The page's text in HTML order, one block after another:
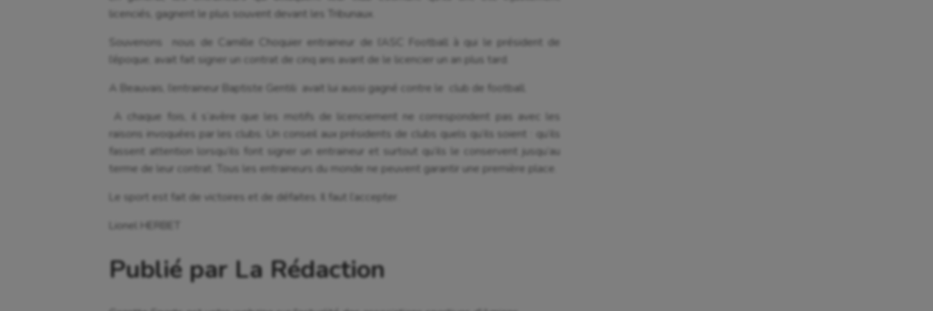
licenciés, gagnent le plus souvent devant les Tribunaux.
Souvenons nous de Camille Choquier entraineur de l’ASC Football à qui le président de
l’époque, avait fait signer un contrat de cinq ans avant de le licencier un an plus tard.
A Beauvais, l’entraineur Baptiste Gentili avait lui aussi gagné contre le club de football.
A chaque fois, il s‘avère que les motifs de licenciement ne correspondent pas avec les
raisons invoquées par les clubs. Un conseil aux présidents de clubs quels qu’ils soient : qu’ils
fassent attention lorsqu’ils font signer un entraineur et surtout qu’ils le conservent jusqu’au
terme de leur contrat. Tous les entraineurs du monde ne peuvent garantir une première place.
Le sport est fait de victoires et de défaites. Il faut l’accepter.
Lionel HERBET
Publié par La Rédaction